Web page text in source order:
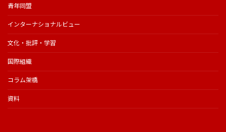
青年同盟
インターナショナルビュー
文化・批評・学習
国際組織
コラム架橋
資料